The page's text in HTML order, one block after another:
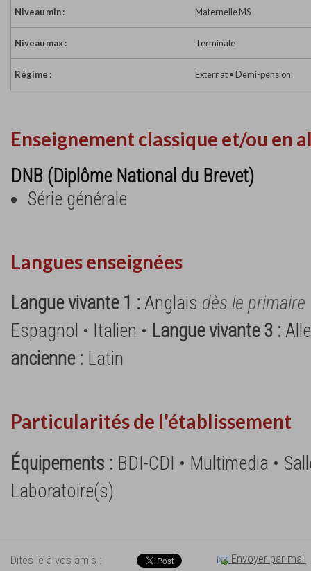
Niveau min : Maternelle MS
Niveau max : Terminale
Régime : Externat • Demi-pension
Enseignement classique et/ou en
DNB (Diplôme National du Brevet)
Série générale
Langues enseignées
Langue vivante 1 :Anglais dès le primaire
Espagnol • Italien • Langue vivante 3 :
ancienne : Latin
Particularités de l'établissement
Équipements : BDI-CDI • Multimedia •
Laboratoire(s)
Dites le à vos amis : Envoyer par mail